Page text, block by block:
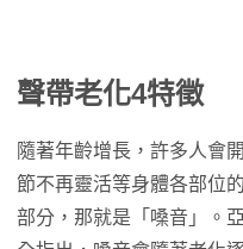
聲帶老化4特徵
隨著年齡增長，許多人會
節不再靈活等身體各部位
部分，那就是「嗓音」。